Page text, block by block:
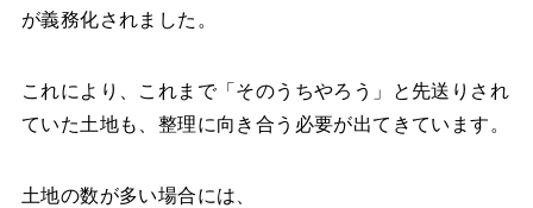
が義務化されました。
これにより、これまで「そのうちやろう」と先送りされ
ていた土地も、整理に向き合う必要が出てきています。
土地の数が多い場合には、